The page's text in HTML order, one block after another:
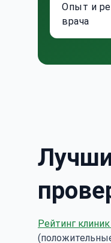
Опыт и
врача
Рейтинг